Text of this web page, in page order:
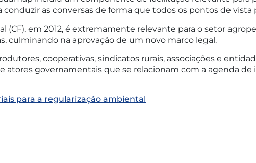
as conversas de forma que todos os pontos de
(CF), em 2012, é extremamente relevante para o setor
culminando na aprovação de um novo marco legal.
cooperativas, sindicatos rurais, associações e
atores governamentais que se relacionam com a agenda
para a regularização ambiental